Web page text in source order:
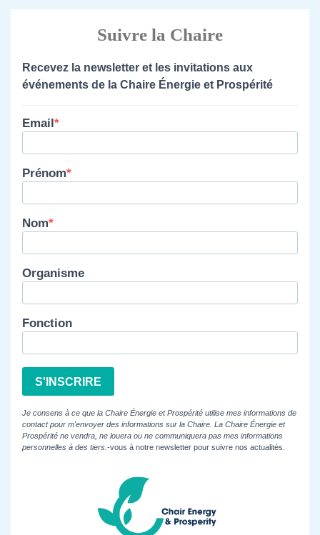
Suivre la Chaire
Recevez la newsletter et les invitations aux
événements de la Chaire Énergie et Prospérité
Email
Prénom
Nom
Organisme
Fonction
S'INSCRIRE
Je consens à ce que la Chaire Énergie et Prospérité utilise mes informations de
contact pour m'envoyer des informations sur la Chaire. La Chaire Énergie et
Prospérité ne vendra, ne louera ou ne communiquera pas mes informations
personnelles à des tiers. -vous à notre newsletter pour suivre nos actualités.